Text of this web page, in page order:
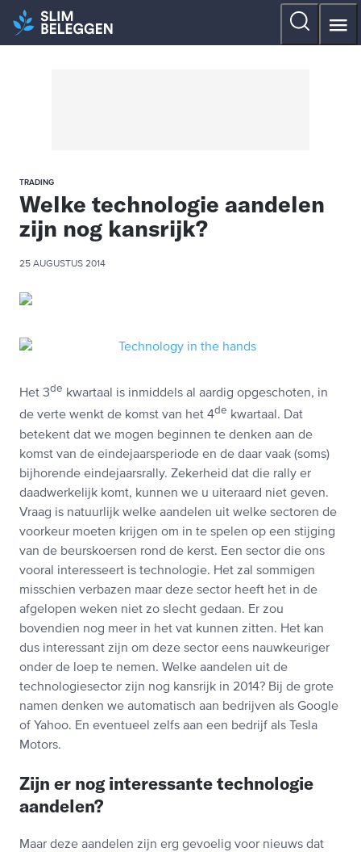
TRADING
Welke technologie aandelen
zijn nog kansrijk?
25 AUGUSTUS 2014
Het 3de kwartaal is inmiddels al aardig opgeschoten, in
de verte wenkt de komst van het 4de kwartaal. Dat
betekent dat we mogen beginnen te denken aan de
komst van de eindejaarsperiode en de daar vaak (soms)
bijhorende eindejaarsrally. Zekerheid dat die rally er
daadwerkelijk komt, kunnen we u uiteraard niet geven.
Vraag is natuurlijk welke aandelen uit welke sectoren de
voorkeur moeten krijgen om in te spelen op een stijging
van de beurskoersen rond de kerst. Een sector die ons
vooral interesseert is technologie. Het zal sommigen
misschien verbazen maar deze sector heeft het in de
afgelopen weken niet zo slecht gedaan. Er zou
bovendien nog meer in het vat kunnen zitten. Het kan
dus interessant zijn om deze sector eens nauwkeuriger
onder de loep te nemen. Welke aandelen uit de
technologiesector zijn nog kansrijk in 2014? Bij de grote
namen denken we automatisch aan bedrijven als Google
of Yahoo. En eventueel zelfs aan een bedrijf als Tesla
Motors.
Zijn er nog interessante technologie
aandelen?
Maar deze aandelen zijn erg gevoelig voor nieuws dat